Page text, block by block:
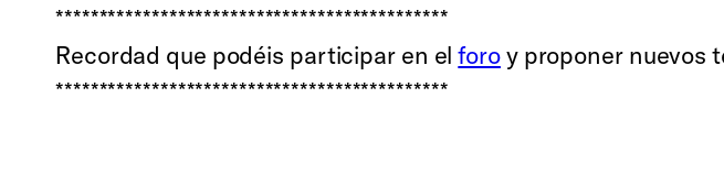
*********************************************
Recordad que podéis participar en elforoy proponer nuevos
*********************************************